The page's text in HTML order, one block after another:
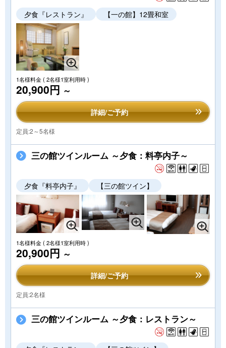
夕食『レストラン』 【一の館】12畳和室
1名様料金( 2名様1室利用時 )
20,900円 ～
詳細/ご予約
定員:2～5名様
三の館ツインルーム ～夕食：料亭内子～
夕食『料亭内子』 【三の館ツイン】
1名様料金( 2名様1室利用時 )
20,900円 ～
詳細/ご予約
定員:2名様
三の館ツインルーム ～夕食：レストラン～